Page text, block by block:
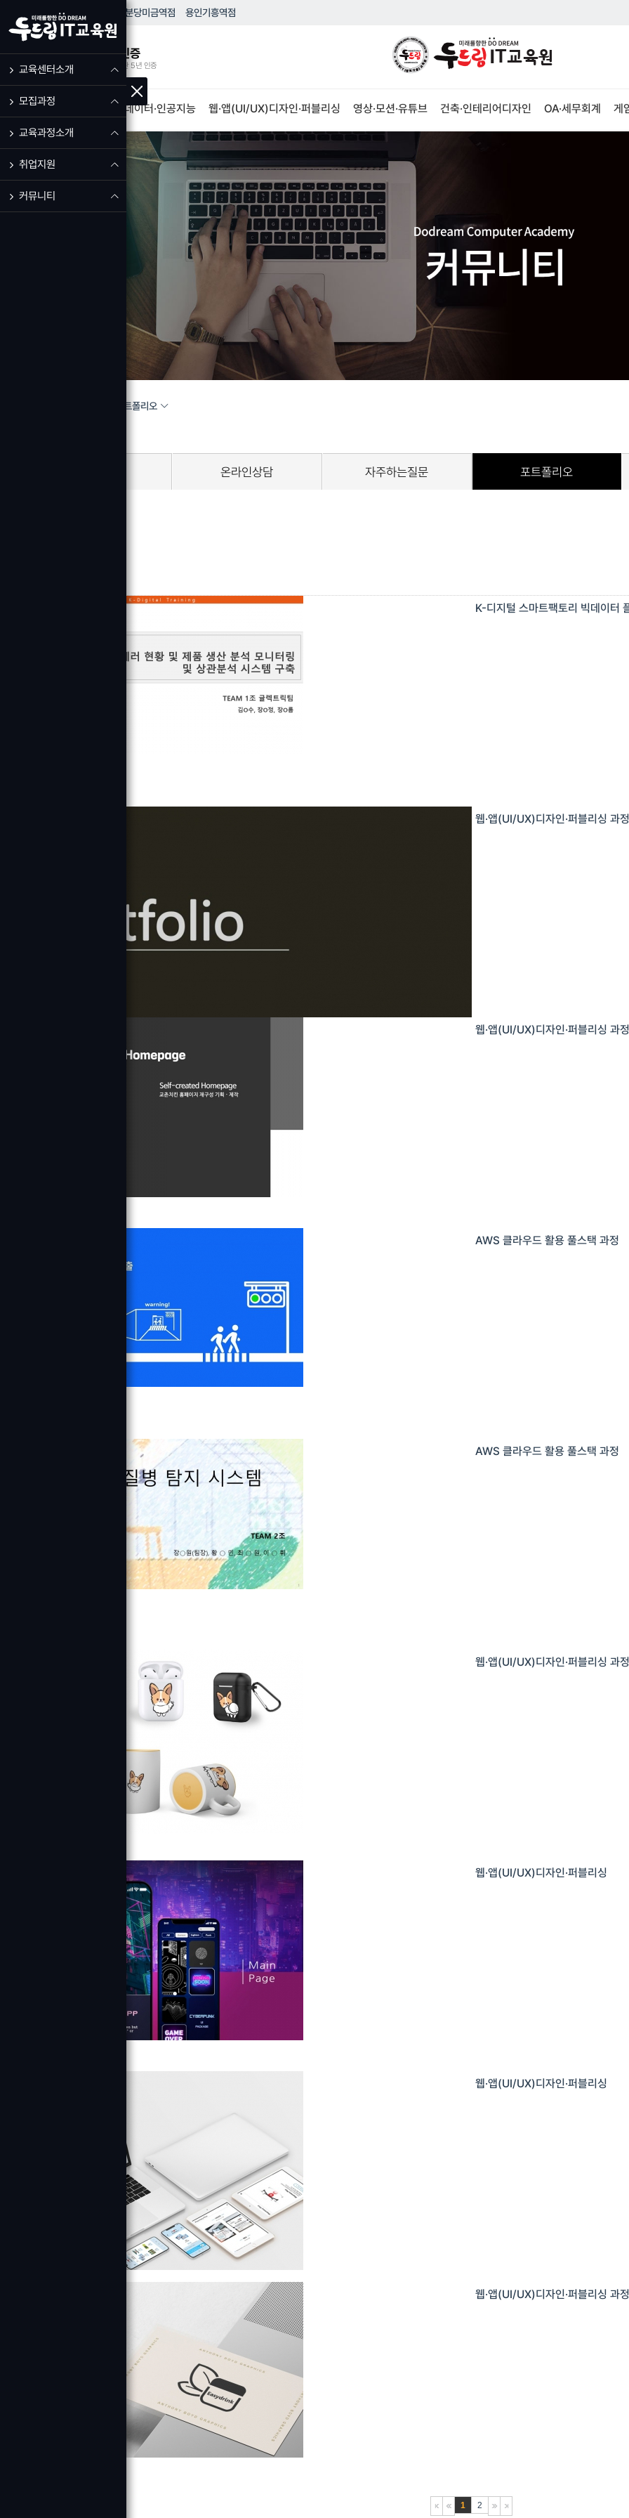
교육센터소개
모집과정
교육과정소개
취업지원
커뮤니티
HOME 분당미금역점 용인기흥역점
우수훈련기관 인증
고용노동부 우수훈련기관 5년 인증
IT·프로그램개발 빅데이터·인공지능 웹·앱(UI/UX)디자인·퍼블리싱 영상·모션·유튜브 건축·인테리어디자인 OA·세무회계 게
포트폴리오
온라인상담 자주하는질문 포트폴리오
K-디지털 스마트팩토리 빅데이터
웹·앱(UI/UX)디자인·퍼블리싱 과정
웹·앱(UI/UX)디자인·퍼블리싱 과정
AWS 클라우드 활용 풀스택 과정
AWS 클라우드 활용 풀스택 과정
웹·앱(UI/UX)디자인·퍼블리싱 과정
웹·앱(UI/UX)디자인·퍼블리싱
웹·앱(UI/UX)디자인·퍼블리싱
웹·앱(UI/UX)디자인·퍼블리싱 과정
1 2